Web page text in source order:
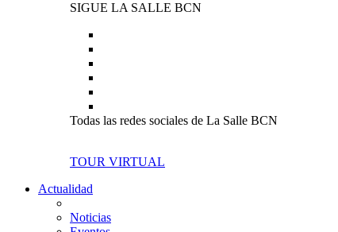
SIGUE LA SALLE BCN
Todas las redes sociales de La Salle BCN
TOUR VIRTUAL
Actualidad
Noticias